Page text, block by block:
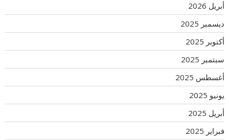
أبريل 2026
ديسمبر 2025
أكتوبر 2025
سبتمبر 2025
أغسطس 2025
يونيو 2025
أبريل 2025
فبراير 2025